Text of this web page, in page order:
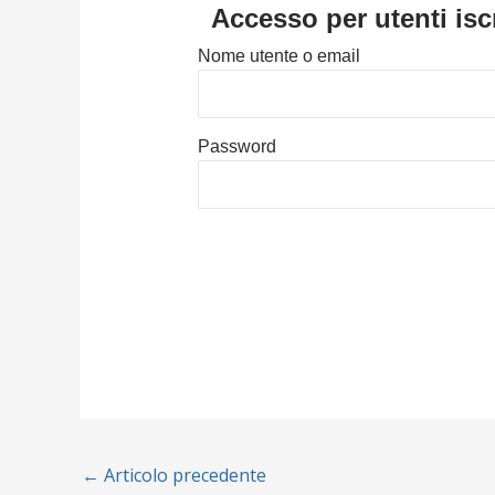
Accesso per utenti
Nome utente o email
Password
← Articolo precedente